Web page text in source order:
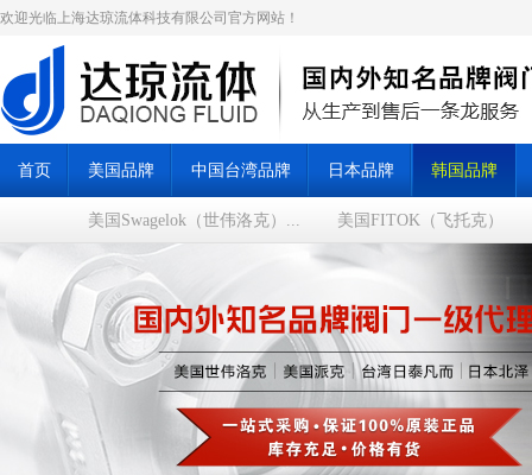
欢迎光临上海达琼流体科技有限公司官方网站！
首页 美国品牌
美国Swagelok（世伟洛克）... 美国FITOK（飞托克）
中国台湾品牌 日本品牌 韩国品牌